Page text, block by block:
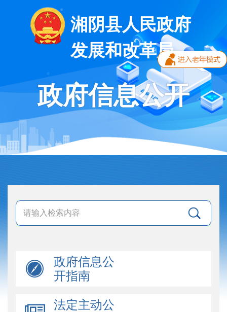
湘阴县人民政府
发展和改革局
政府信息公开
政府信息公
开指南
法定主动公